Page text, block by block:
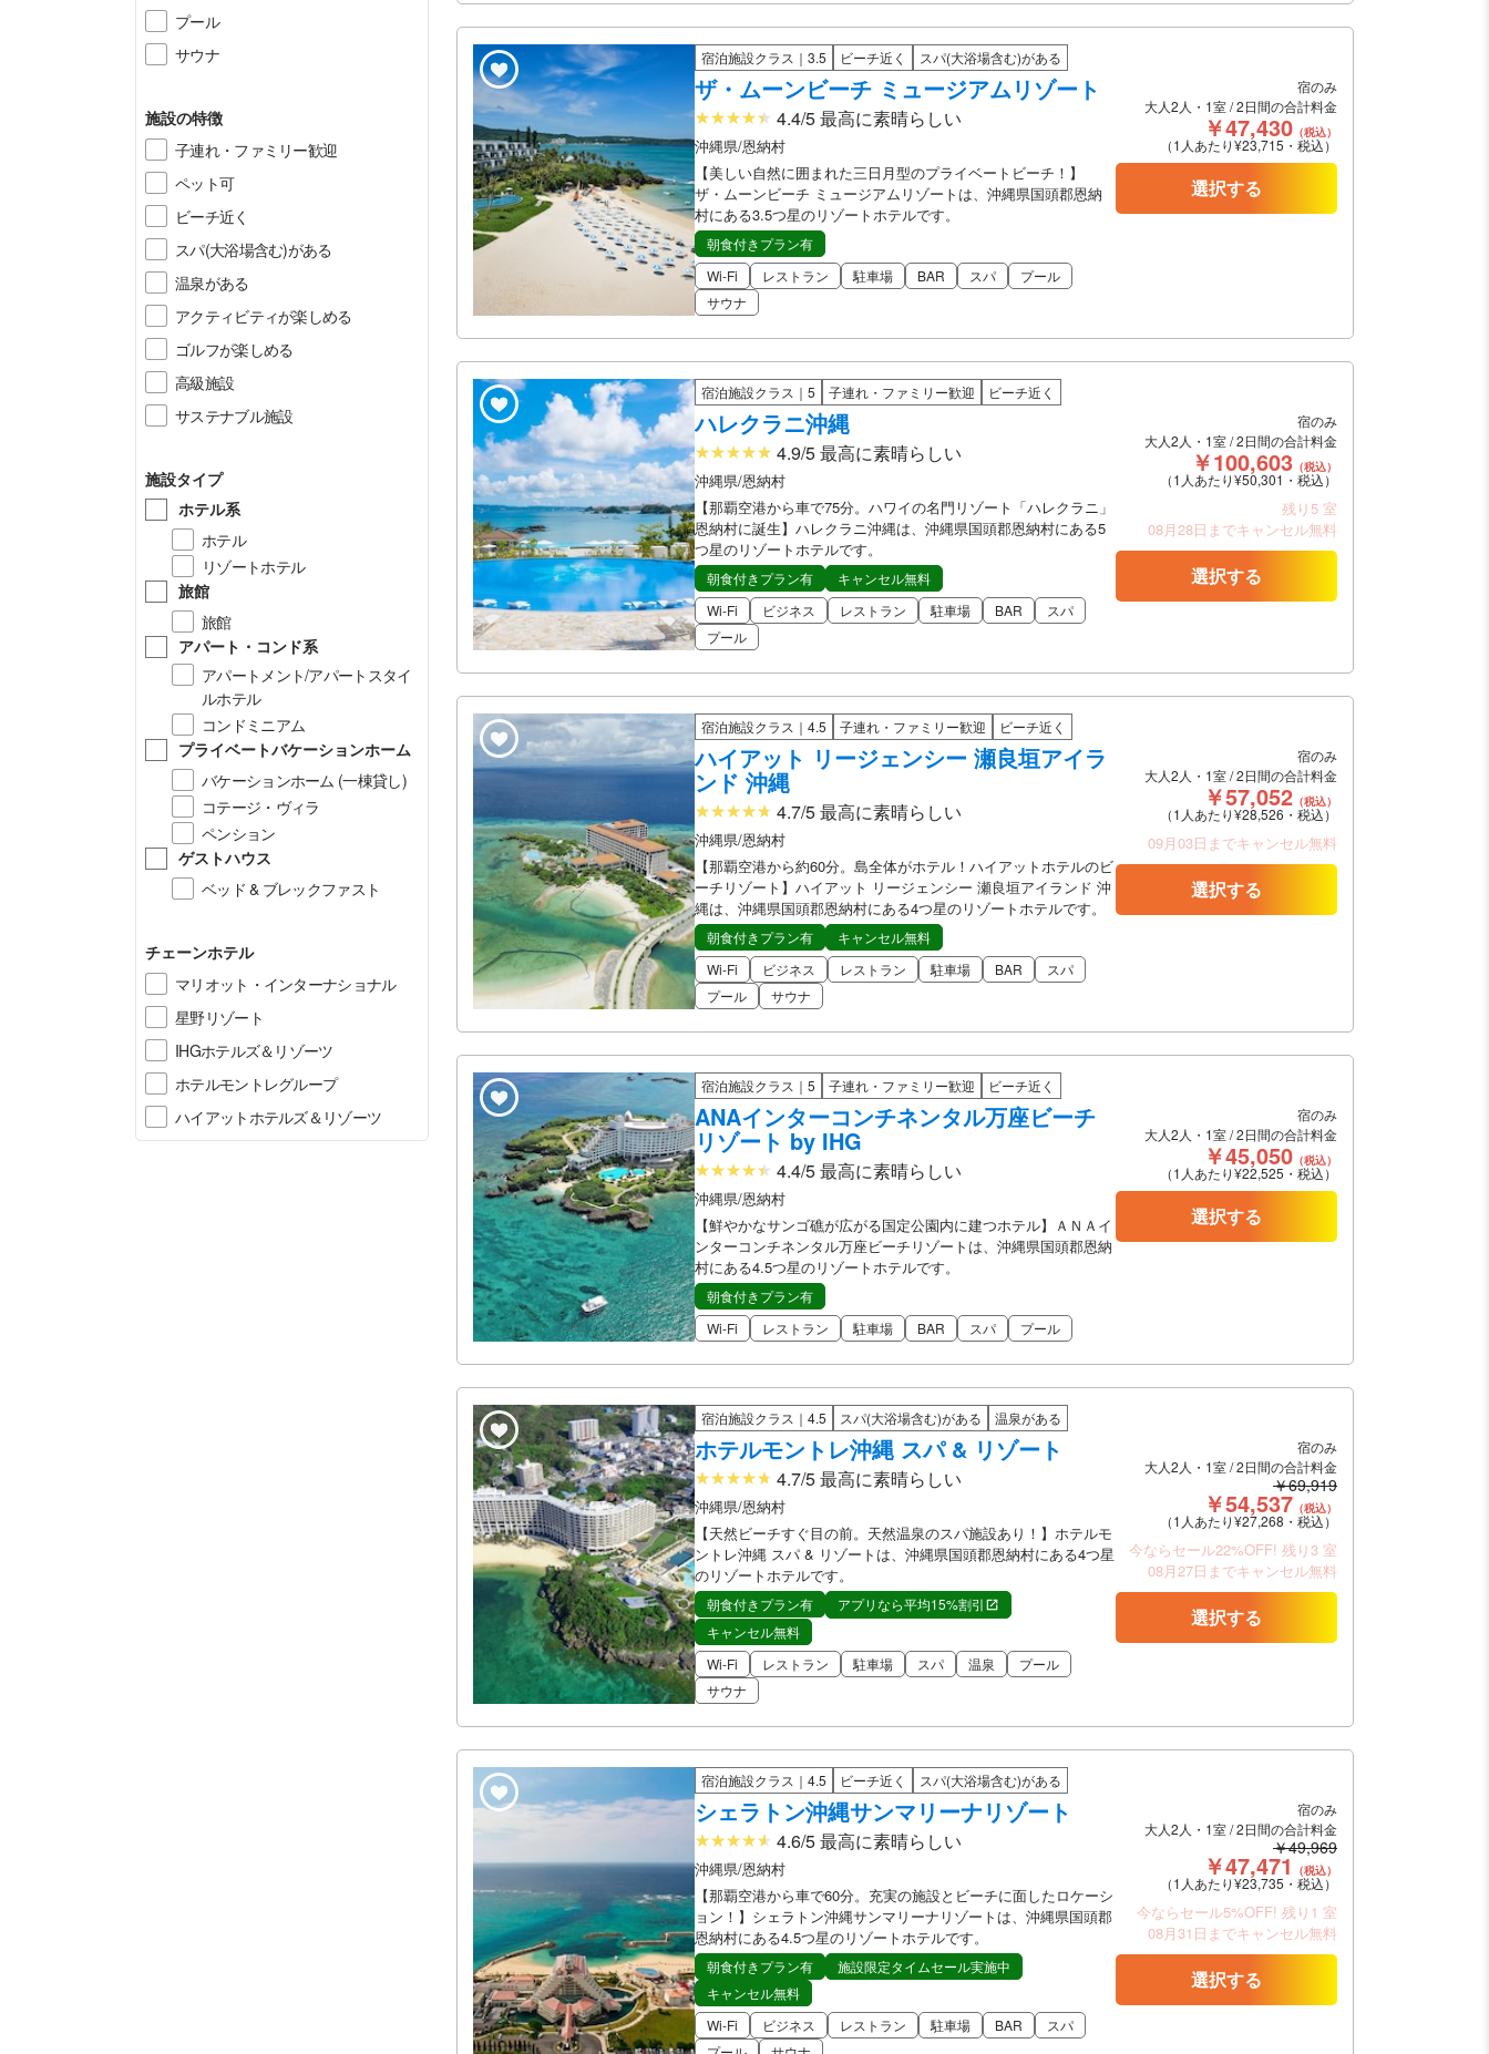
プール
サウナ
施設の特徴
子連れ・ファミリー歓迎
ペット可
ビーチ近く
スパ(大浴場含む)がある
温泉がある
アクティビティが楽しめる
ゴルフが楽しめる
高級施設
サステナブル施設
施設タイプ
ホテル系
ホテル
リゾートホテル
旅館
旅館
アパート・コンド系
アパートメント/アパートスタイ
ルホテル
コンドミニアム
プライベートバケーションホーム
バケーションホーム (一棟貸し)
コテージ・ヴィラ
ペンション
ゲストハウス
ベッド & ブレックファスト
チェーンホテル
マリオット・インターナショナル
星野リゾート
IHGホテルズ＆リゾーツ
ホテルモントレグループ
ハイアットホテルズ＆リゾーツ
宿泊施設クラス｜3.5 ビーチ近く スパ(大浴場含む)がある
ザ・ムーンビーチ ミュージアムリゾート
4.4/5 最高に素晴らしい
沖縄県/恩納村
【美しい自然に囲まれた三日月型のプライベートビーチ！】
ザ・ムーンビーチ ミュージアムリゾートは、沖縄県国頭郡恩納
村にある3.5つ星のリゾートホテルです。
朝食付きプラン有
Wi-Fi
レストラン 駐車場 BAR スパ
プール
サウナ
宿のみ
大人2人・1室 / 2日間の合計料金
￥47,430 （税込）
（1人あたり¥23,715・税込）
選択する
宿泊施設クラス｜5 子連れ・ファミリー歓迎 ビーチ近く
ハレクラニ沖縄
4.9/5 最高に素晴らしい
沖縄県/恩納村
【那覇空港から車で75分。ハワイの名門リゾート「ハレクラニ」
恩納村に誕生】ハレクラニ沖縄は、沖縄県国頭郡恩納村にある5
つ星のリゾートホテルです。
朝食付きプラン有
キャンセル無料
Wi-Fi
ビジネス レストラン 駐車場 BAR
スパ
プール
宿のみ
大人2人・1室 / 2日間の合計料金
￥100,603 （税込）
（1人あたり¥50,301・税込）
残り5 室
08月28日までキャンセル無料
選択する
宿泊施設クラス｜4.5 子連れ・ファミリー歓迎 ビーチ近く
ハイアット リージェンシー 瀬良垣アイラ
ンド 沖縄
4.7/5 最高に素晴らしい
沖縄県/恩納村
【那覇空港から約60分。島全体がホテル！ハイアットホテルのビ
ーチリゾート】ハイアット リージェンシー 瀬良垣アイランド 沖
縄は、沖縄県国頭郡恩納村にある4つ星のリゾートホテルです。
朝食付きプラン有
キャンセル無料
Wi-Fi
ビジネス レストラン 駐車場 BAR
スパ
プール
サウナ
宿のみ
大人2人・1室 / 2日間の合計料金
￥57,052 （税込）
（1人あたり¥28,526・税込）
09月03日までキャンセル無料
選択する
宿泊施設クラス｜5 子連れ・ファミリー歓迎 ビーチ近く
ANAインターコンチネンタル万座ビーチ
リゾート by IHG
4.4/5 最高に素晴らしい
沖縄県/恩納村
【鮮やかなサンゴ礁が広がる国定公園内に建つホテル】ＡＮＡイ
ンターコンチネンタル万座ビーチリゾートは、沖縄県国頭郡恩納
村にある4.5つ星のリゾートホテルです。
朝食付きプラン有
Wi-Fi
レストラン 駐車場 BAR スパ プール
宿のみ
大人2人・1室 / 2日間の合計料金
￥45,050 （税込）
（1人あたり¥22,525・税込）
選択する
宿泊施設クラス｜4.5 スパ(大浴場含む)がある 温泉がある
ホテルモントレ沖縄 スパ & リゾート
4.7/5 最高に素晴らしい
沖縄県/恩納村
【天然ビーチすぐ目の前。天然温泉のスパ施設あり！】ホテルモ
ントレ沖縄 スパ & リゾートは、沖縄県国頭郡恩納村にある4つ星
のリゾートホテルです。
朝食付きプラン有
アプリなら平均15%割引
キャンセル無料
Wi-Fi
レストラン 駐車場 スパ 温泉
プール
サウナ
宿のみ
大人2人・1室 / 2日間の合計料金
￥69,919
￥54,537 （税込）
（1人あたり¥27,268・税込）
今ならセール22%OFF! 残り3 室
08月27日までキャンセル無料
選択する
宿泊施設クラス｜4.5 ビーチ近く スパ(大浴場含む)がある
シェラトン沖縄サンマリーナリゾート
4.6/5 最高に素晴らしい
沖縄県/恩納村
【那覇空港から車で60分。充実の施設とビーチに面したロケーシ
ョン！】シェラトン沖縄サンマリーナリゾートは、沖縄県国頭郡
恩納村にある4.5つ星のリゾートホテルです。
朝食付きプラン有
施設限定タイムセール実施中
キャンセル無料
Wi-Fi
ビジネス レストラン 駐車場 BAR
スパ
宿のみ
大人2人・1室 / 2日間の合計料金
￥49,969
￥47,471 （税込）
（1人あたり¥23,735・税込）
今ならセール5%OFF! 残り1 室
08月31日までキャンセル無料
選択する